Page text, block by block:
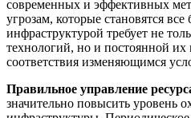
современных и эффективных
угрозам, которые становятся
инфраструктурой требует не
технологий, но и постоянной их
соответствия изменяющимся
Правильное управление
значительно повысить уровень